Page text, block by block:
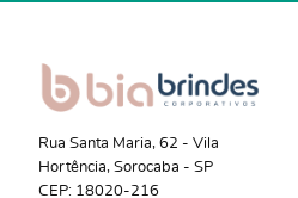
Rua Santa Maria, 62 - Vila
Hortência, Sorocaba - SP
CEP: 18020-216